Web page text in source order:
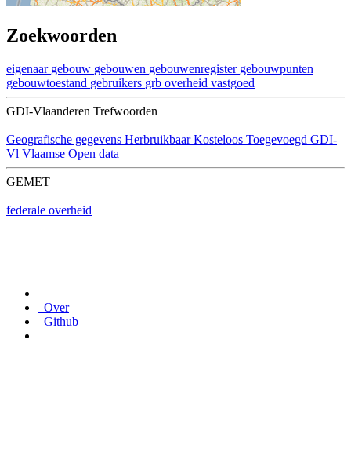
Zoekwoorden
eigenaar gebouw gebouwen gebouwenregister gebouwpunten
gebouwtoestand gebruikers grb overheid vastgoed
GDI-Vlaanderen Trefwoorden
Geografische gegevens Herbruikbaar Kosteloos Toegevoegd GDI-
Vl Vlaamse Open data
GEMET
federale overheid
Over
Github